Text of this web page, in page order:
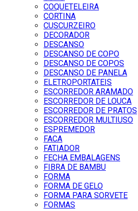
COQUETELEIRA
CORTINA
CUSCURZEIRO
DECORADOR
DESCANSO
DESCANSO DE COPO
DESCANSO DE COPOS
DESCANSO DE PANELA
ELETROPORTATEIS
ESCORREDOR ARAMADO
ESCORREDOR DE LOUCA
ESCORREDOR DE PRATOS
ESCORREDOR MULTIUSO
ESPREMEDOR
FACA
FATIADOR
FECHA EMBALAGENS
FIBRA DE BAMBU
FORMA
FORMA DE GELO
FORMA PARA SORVETE
FORMAS